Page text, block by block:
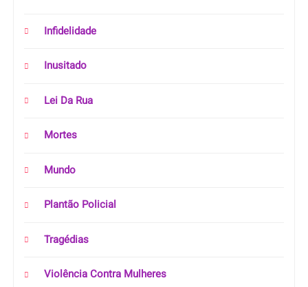
Infidelidade
Inusitado
Lei Da Rua
Mortes
Mundo
Plantão Policial
Tragédias
Violência Contra Mulheres